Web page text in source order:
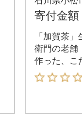
袋 ほう
寄付金額
「加賀茶
衛門の老舗
作った、こ
す。